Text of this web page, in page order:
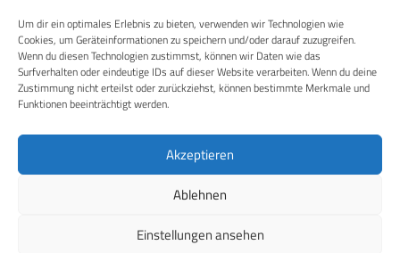
Um dir ein optimales Erlebnis zu bieten, verwenden wir Technologien wie
Cookies, um Geräteinformationen zu speichern und/oder darauf zuzugreifen.
Wenn du diesen Technologien zustimmst, können wir Daten wie das
Surfverhalten oder eindeutige IDs auf dieser Website verarbeiten. Wenn du deine
Zustimmung nicht erteilst oder zurückziehst, können bestimmte Merkmale und
Funktionen beeinträchtigt werden.
Akzeptieren
Ablehnen
Einstellungen ansehen
RECHTLICHES
Datenschutzerklärung
Cookie-Richtlinie (EU)